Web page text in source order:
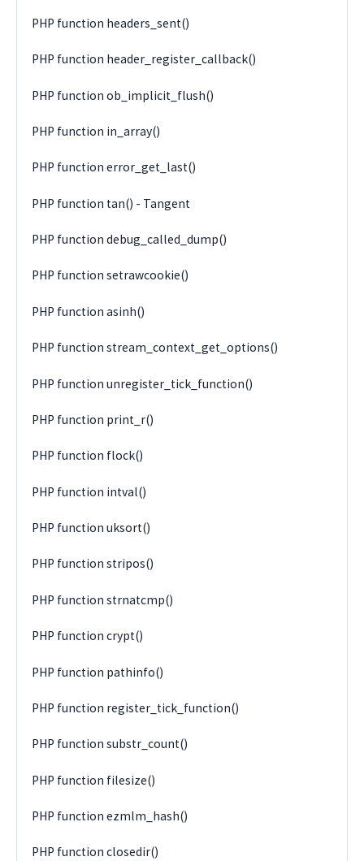
PHP function headers_sent()
PHP function header_register_callback()
PHP function ob_implicit_flush()
PHP function in_array()
PHP function error_get_last()
PHP function tan() - Tangent
PHP function debug_called_dump()
PHP function setrawcookie()
PHP function asinh()
PHP function stream_context_get_options()
PHP function unregister_tick_function()
PHP function print_r()
PHP function flock()
PHP function intval()
PHP function uksort()
PHP function stripos()
PHP function strnatcmp()
PHP function crypt()
PHP function pathinfo()
PHP function register_tick_function()
PHP function substr_count()
PHP function filesize()
PHP function ezmlm_hash()
PHP function closedir()